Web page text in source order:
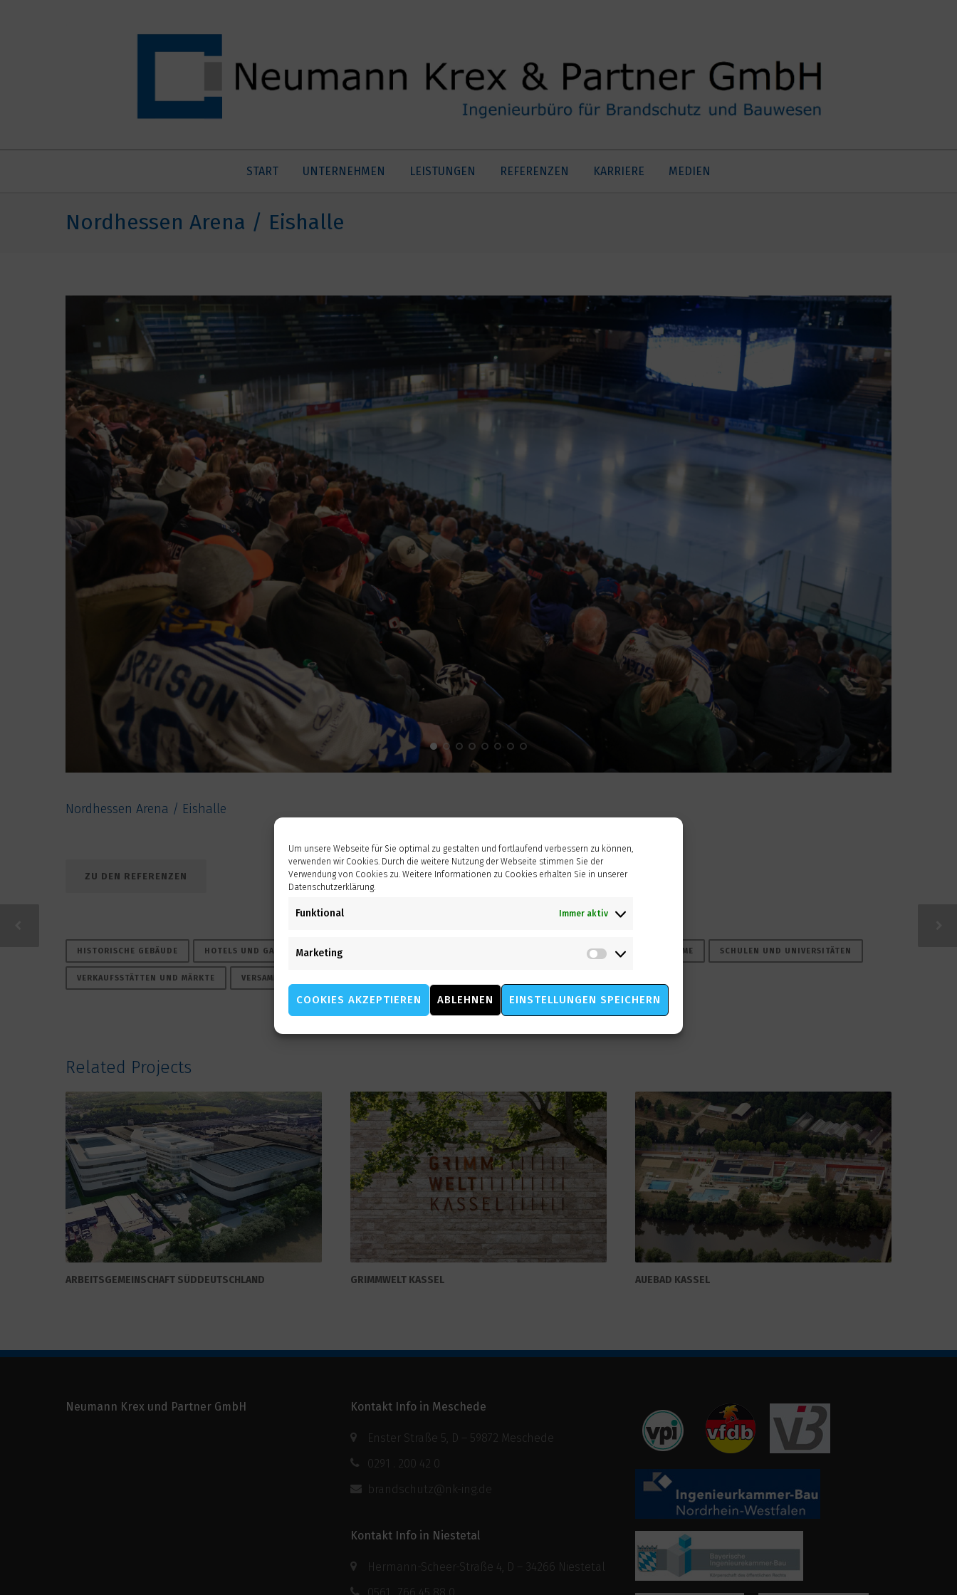
Um unsere Webseite für Sie optimal zu gestalten und fortlaufend verbessern zu können,
verwenden wir Cookies. Durch die weitere Nutzung der Webseite stimmen Sie der
Verwendung von Cookies zu. Weitere Informationen zu Cookies erhalten Sie in unserer
Datenschutzerklärung.
Funktional Immer aktiv
Marketing
COOKIES AKZEPTIEREN ABLEHNEN EINSTELLUNGEN SPEICHERN
START UNTERNEHMEN LEISTUNGEN REFERENZEN KARRIERE MEDIEN
Nordhessen Arena / Eishalle
Nordhessen Arena / Eishalle
ZU DEN REFERENZEN
HISTORISCHE GEBÄUDE HOTELS UND GASTSTÄTTEN KRANKENHÄUSER UND PFLEGEHEIME SCHULEN UND UNIVERSITÄTEN
VERKAUFSSTÄTTEN UND MÄRKTE VERSAMMLUNGSSTÄTTEN
Related Projects
ARBEITSGEMEINSCHAFT SÜDDEUTSCHLAND GRIMMWELT KASSEL AUEBAD KASSEL
Neumann Krex und Partner GmbH Kontakt Info in Meschede
Enster Straße 5, D – 59872 Meschede
0291 . 200 42 0
brandschutz@nk-ing.de
Kontakt Info in Niestetal
Hermann-Scheer-Straße 4, D – 34266 Niestetal